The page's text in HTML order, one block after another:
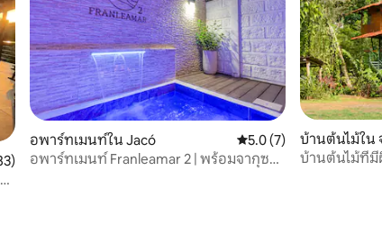
ฉลี่ย 5.0 จาก 5, 83 รีวิว
อพาร์ทเมนท์ใน Jacó คะแนนเฉลี่ย 5.0 จาก 5,
5.0 (7)
อพาร์ทเมนท์ Franleamar 2 | พร้อมจากุซซี่
บ้านต้นไม้ใน
บ้านต้นไม้ที่มี